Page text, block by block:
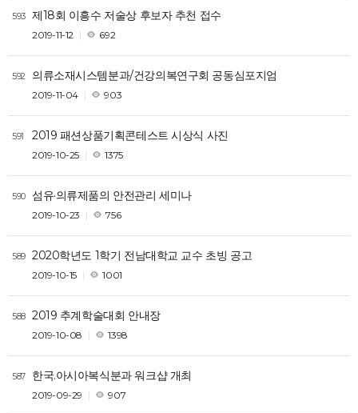
593 제18회 이흥수 저술상 후보자 추천 접수
2019-11-12 692
592 의류소재시스템분과/건강의복연구회 공동심포지엄
2019-11-04 903
591 2019 패션상품기획콘테스트 시상식 사진
2019-10-25 1375
590 섬유·의류제품의 안전관리 세미나
2019-10-23 756
589 2020학년도 1학기 전남대학교 교수 초빙 공고
2019-10-15 1001
588 2019 추계학술대회 안내장
2019-10-08 1398
587 한국.아시아복식분과 워크샵 개최
2019-09-29 907